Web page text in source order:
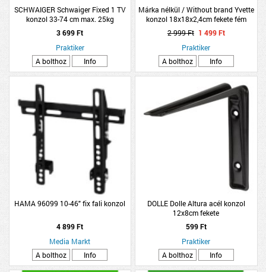
SCHWAIGER Schwaiger Fixed 1 TV
konzol 33-74 cm max. 25kg
13&quot;-29&quot;
3 699 Ft
Praktiker
A bolthoz
Info
Márka nélkül / Without brand Yvette
konzol 18x18x2,4cm fekete fém
2 999 Ft 1 499 Ft
Praktiker
A bolthoz
Info
HAMA 96099 10-46" fix fali konzol
4 899 Ft
Media Markt
A bolthoz
Info
DOLLE Dolle Altura acél konzol
12x8cm fekete
599 Ft
Praktiker
A bolthoz
Info